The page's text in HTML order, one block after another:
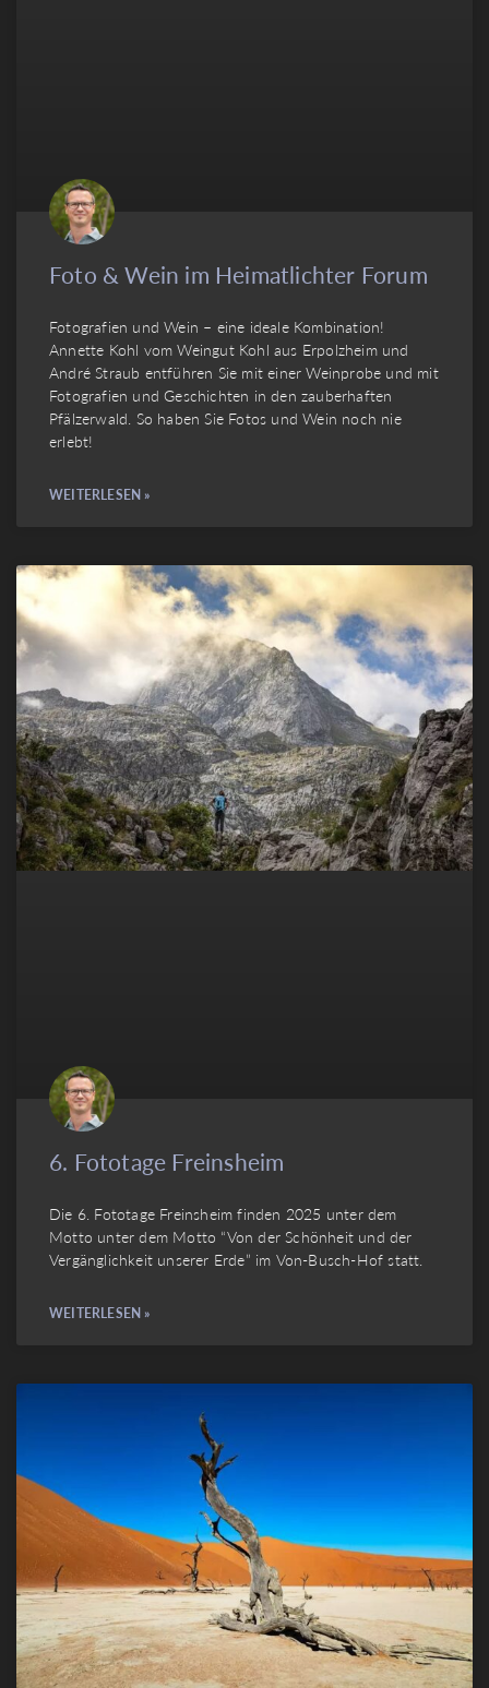
Foto & Wein im Heimatlichter Forum
Fotografien und Wein – eine ideale Kombination!
Annette Kohl vom Weingut Kohl aus Erpolzheim und
André Straub entführen Sie mit einer Weinprobe und mit
Fotografien und Geschichten in den zauberhaften
Pfälzerwald. So haben Sie Fotos und Wein noch nie
erlebt!
WEITERLESEN »
6. Fototage Freinsheim
Die 6. Fototage Freinsheim finden 2025 unter dem
Motto unter dem Motto “Von der Schönheit und der
Vergänglichkeit unserer Erde” im Von-Busch-Hof statt.
WEITERLESEN »